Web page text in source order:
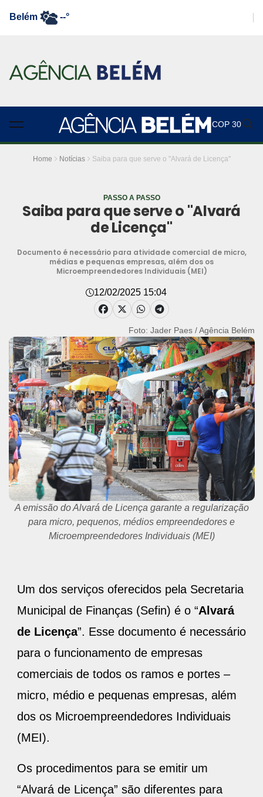
Belém --°
COP 30
Home Notícias Saiba para que serve o "Alvará de Licença"
PASSO A PASSO
Saiba para que serve o "Alvará
de Licença"
Documento é necessário para atividade comercial de micro,
médias e pequenas empresas, além dos os
Microempreendedores Individuais (MEI)
12/02/2025 15:04
Foto: Jader Paes / Agência Belém
A emissão do Alvará de Licença garante a regularização
para micro, pequenos, médios empreendedores e
Microempreendedores Individuais (MEI)
Um dos serviços oferecidos pela Secretaria
Municipal de Finanças (Sefin) é o “Alvará
de Licença”. Esse documento é necessário
para o funcionamento de empresas
comerciais de todos os ramos e portes –
micro, médio e pequenas empresas, além
dos os Microempreendedores Individuais
(MEI).
Os procedimentos para se emitir um
“Alvará de Licença” são diferentes para